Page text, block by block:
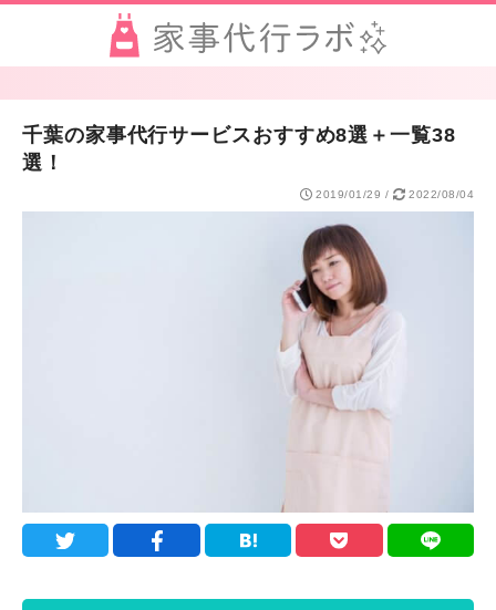
千葉の家事代行サービスおすすめ8選＋一覧38
選！
2019/01/29 / 2022/08/04